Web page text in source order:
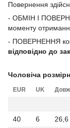
Повернення
- ОБМІН І
моменту
- ПОВЕРНЕННЯ
відповідно до
Чоловіча
EUR UK
40 6
26,6